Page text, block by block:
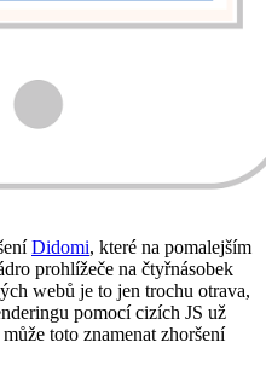
Didomi, které na pomalejším
prohlížeče na čtyřnásobek
webů je to jen trochu otrava,
pomocí cizích JS už
toto znamenat zhoršení